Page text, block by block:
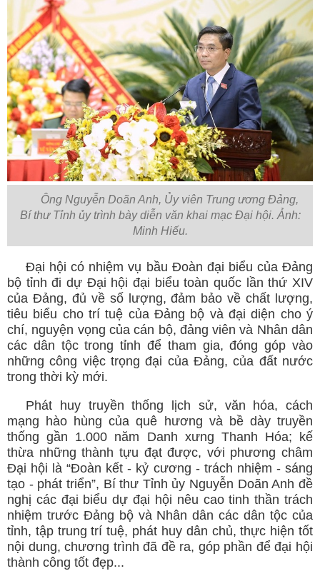
Ông Nguyễn Doãn Anh, Ủy viên Trung ương Đảng,
Bí thư Tỉnh ủy trình bày diễn văn khai mạc Đại hội. Ảnh:
Minh Hiếu.
Đại hội có nhiệm vụ bầu Đoàn đại biểu của Đảng
bộ tỉnh đi dự Đại hội đại biểu toàn quốc lần thứ XIV
của Đảng, đủ về số lượng, đảm bảo về chất lượng,
tiêu biểu cho trí tuệ của Đảng bộ và đại diện cho ý
chí, nguyện vọng của cán bộ, đảng viên và Nhân dân
các dân tộc trong tỉnh để tham gia, đóng góp vào
những công việc trọng đại của Đảng, của đất nước
trong thời kỳ mới.
Phát huy truyền thống lịch sử, văn hóa, cách
mạng hào hùng của quê hương và bề dày truyền
thống gần 1.000 năm Danh xưng Thanh Hóa; kế
thừa những thành tựu đạt được, với phương châm
Đại hội là “Đoàn kết - kỷ cương - trách nhiệm - sáng
tạo - phát triển”, Bí thư Tỉnh ủy Nguyễn Doãn Anh đề
nghị các đại biểu dự đại hội nêu cao tinh thần trách
nhiệm trước Đảng bộ và Nhân dân các dân tộc của
tỉnh, tập trung trí tuệ, phát huy dân chủ, thực hiện tốt
nội dung, chương trình đã đề ra, góp phần để đại hội
thành công tốt đẹp...